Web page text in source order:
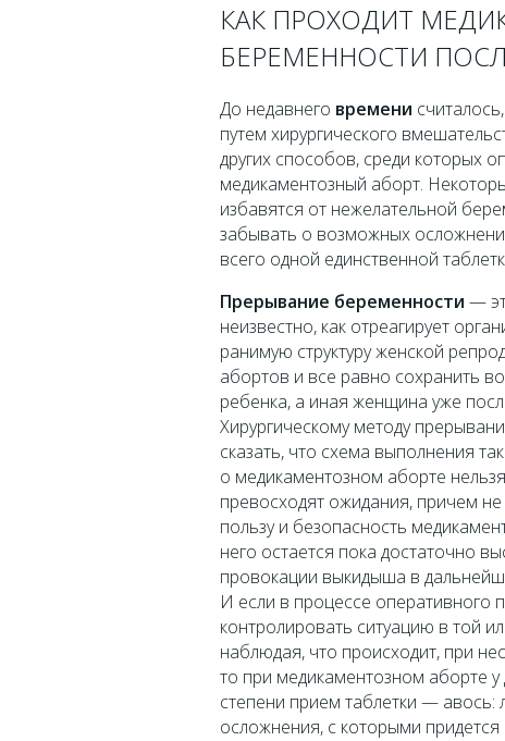
КАК ПРОХОДИТ
БЕРЕМЕННОСТИ
До недавнего времени
путем хирургического
других способов, среди которых
медикаментозный аборт.
избавятся от нежелательной
забывать о возможных
всего одной единственной
Прерывание беременности —
неизвестно, как отреагирует
ранимую структуру женской
абортов и все равно сохранить
ребенка, а иная женщина уже
Хирургическому методу
сказать, что схема выполнения
о медикаментозном аборте
превосходят ожидания, причем
пользу и безопасность
него остается пока достаточно
провокации выкидыша в
И если в процессе
контролировать ситуацию в той
наблюдая, что происходит, при
то при медикаментозном аборте
степени прием таблетки —
осложнения, с которыми